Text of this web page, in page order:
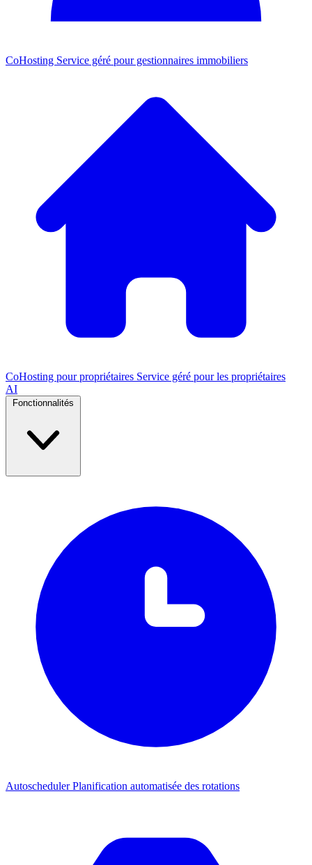
CoHosting Service géré pour gestionnaires immobiliers
CoHosting pour propriétaires Service géré pour les propriétaires
AI
AutoschedulerPlanification automatisée des rotations